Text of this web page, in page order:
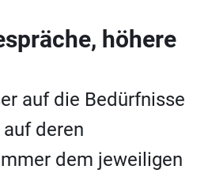
höhere
auf die Bedürfnisse
deren
dem jeweiligen